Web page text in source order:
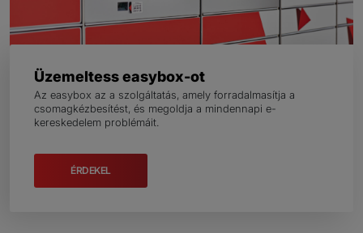
Üzemeltess easybox-ot
Az easybox az a szolgáltatás, amely forradalmasítja a
csomagkézbesítést, és megoldja a mindennapi e-
kereskedelem problémáit.
ÉRDEKEL